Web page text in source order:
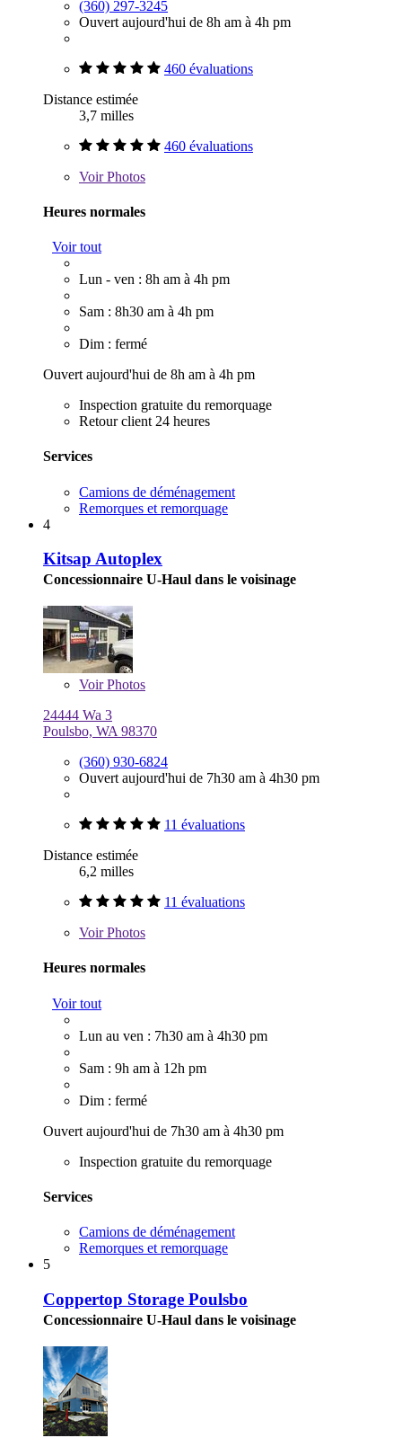
(360) 297-3245
Ouvert aujourd'hui de 8h am à 4h pm
460 évaluations
Distance estimée
3,7 milles
460 évaluations
VoirPhotos
Heures normales
Voir tout
Lun - ven : 8h am à 4h pm
Sam : 8h30 am à 4h pm
Dim : fermé
Ouvert aujourd'hui de 8h am à 4h pm
Inspection gratuite du remorquage
Retour client 24 heures
Services
Camions de déménagement
Remorques et remorquage
4
Kitsap Autoplex
Concessionnaire U-Haul dans le voisinage
VoirPhotos
24444 Wa 3
Poulsbo, WA 98370
(360) 930-6824
Ouvert aujourd'hui de 7h30 am à 4h30 pm
11 évaluations
Distance estimée
6,2 milles
11 évaluations
VoirPhotos
Heures normales
Voir tout
Lun au ven : 7h30 am à 4h30 pm
Sam : 9h am à 12h pm
Dim : fermé
Ouvert aujourd'hui de 7h30 am à 4h30 pm
Inspection gratuite du remorquage
Services
Camions de déménagement
Remorques et remorquage
5
Coppertop Storage Poulsbo
Concessionnaire U-Haul dans le voisinage